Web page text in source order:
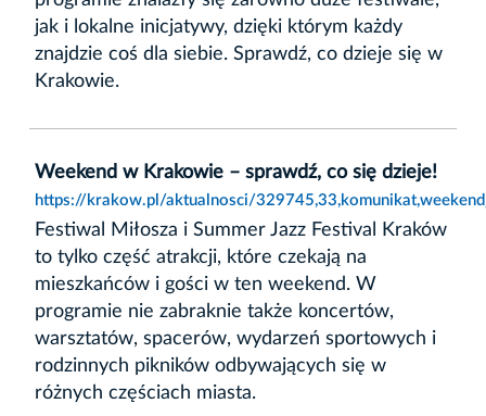
jak i lokalne inicjatywy, dzięki którym każdy
znajdzie coś dla siebie. Sprawdź, co dzieje się w
Krakowie.
Weekend w Krakowie – sprawdź, co się dzieje!
https://krakow.pl/aktualnosci/
Festiwal Miłosza i Summer Jazz Festival Kraków
to tylko część atrakcji, które czekają na
mieszkańców i gości w ten weekend. W
programie nie zabraknie także koncertów,
warsztatów, spacerów, wydarzeń sportowych i
rodzinnych pikników odbywających się w
różnych częściach miasta.